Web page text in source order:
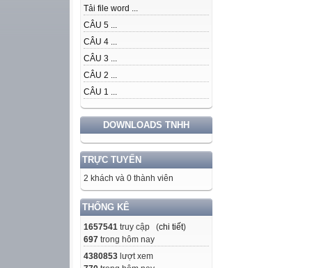
Tải file word ...
CÂU 5 ...
CÂU 4 ...
CÂU 3 ...
CÂU 2 ...
CÂU 1 ...
DOWNLOADS TNHH
TRỰC TUYẾN
2 khách và 0 thành viên
THỐNG KÊ
1657541 truy cập (chi tiết)
697 trong hôm nay
4380853 lượt xem